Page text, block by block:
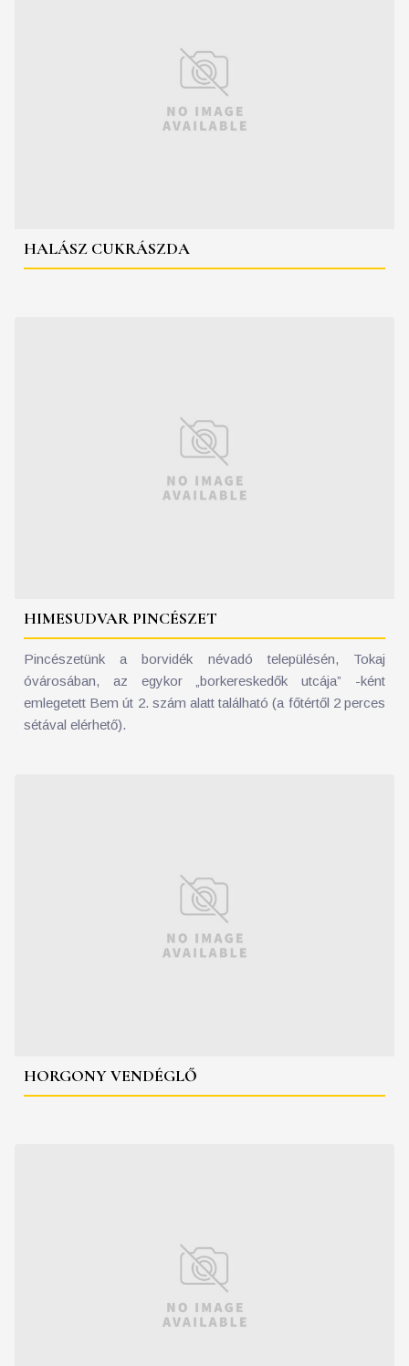
HALÁSZ CUKRÁSZDA
HIMESUDVAR PINCÉSZET
Pincészetünk a borvidék névadó településén, Tokaj
óvárosában, az egykor „borkereskedők utcája” -ként
emlegetett Bem út 2. szám alatt található (a főtértől 2 perces
sétával elérhető).
HORGONY VENDÉGLŐ